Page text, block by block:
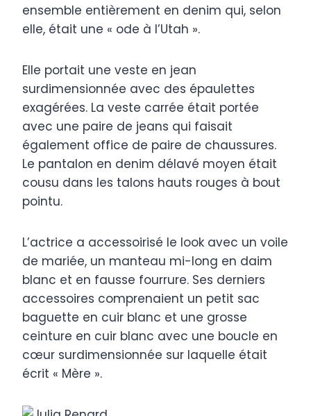
ensemble entièrement en denim qui, selon
elle, était une « ode à l’Utah ».
Elle portait une veste en jean
surdimensionnée avec des épaulettes
exagérées. La veste carrée était portée
avec une paire de jeans qui faisait
également office de paire de chaussures.
Le pantalon en denim délavé moyen était
cousu dans les talons hauts rouges à bout
pointu.
L’actrice a accessoirisé le look avec un voile
de mariée, un manteau mi-long en daim
blanc et en fausse fourrure. Ses derniers
accessoires comprenaient un petit sac
baguette en cuir blanc et une grosse
ceinture en cuir blanc avec une boucle en
cœur surdimensionnée sur laquelle était
écrit « Mère ».